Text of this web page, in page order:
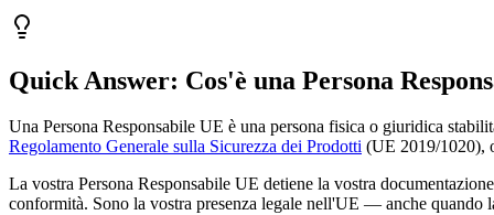
Quick Answer: Cos'è una Persona
Una Persona Responsabile UE è una persona fisica o giuridica
Regolamento Generale sulla Sicurezza dei Prodotti (UE 2019/1020),
La vostra Persona Responsabile UE detiene la vostra
conformità. Sono la vostra presenza legale nell'UE — anche